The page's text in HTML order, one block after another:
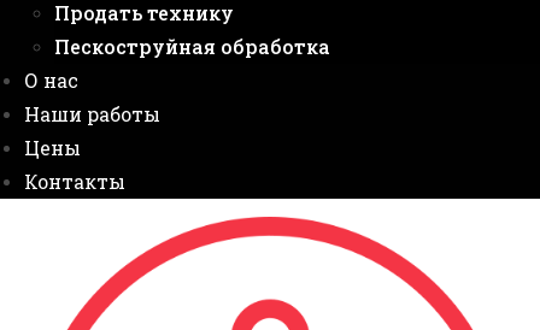
Продать технику
Пескоструйная обработка
О нас
Наши работы
Цены
Контакты